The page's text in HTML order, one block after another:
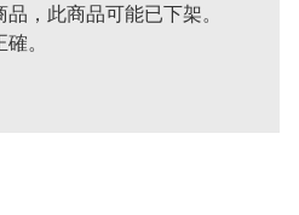
，此商品可能已下架。
。